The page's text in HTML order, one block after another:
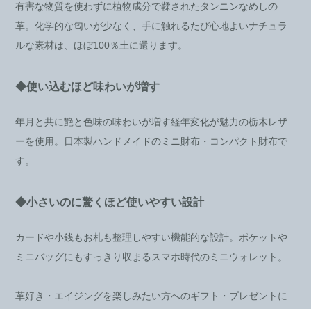
有害な物質を使わずに植物成分で鞣されたタンニンなめしの
革。化学的な匂いが少なく、手に触れるたび心地よいナチュラ
ルな素材は、ほぼ100％土に還ります。
◆使い込むほど味わいが増す
年月と共に艶と色味の味わいが増す経年変化が魅力の栃木レザ
ーを使用。日本製ハンドメイドのミニ財布・コンパクト財布で
す。
◆小さいのに驚くほど使いやすい設計
カードや小銭もお札も整理しやすい機能的な設計。ポケットや
ミニバッグにもすっきり収まるスマホ時代のミニウォレット。
革好き・エイジングを楽しみたい方へのギフト・プレゼントに